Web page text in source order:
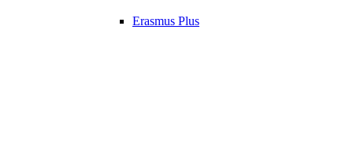
Erasmus Plus